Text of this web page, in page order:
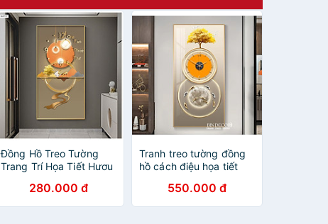
Đồng Hồ Treo Tường
Trang Trí Họa Tiết Hươu
Tráng Gương Đồng Hồ
Cao Cấp
280.000 đ
Tranh treo tường đồng
hồ cách điệu họa tiết
đinh treo550.000 đ